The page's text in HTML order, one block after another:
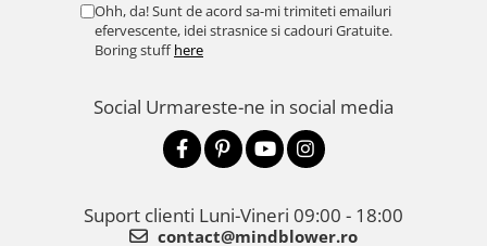
Ohh, da! Sunt de acord sa-mi trimiteti emailuri
efervescente, idei strasnice si cadouri Gratuite.
Boring stuffhere
Social Urmareste-ne in social media
Suport clienti Luni-Vineri 09:00 - 18:00
contact@mindblower.ro